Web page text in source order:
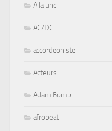
A la une
AC/DC
accordeoniste
Acteurs
Adam Bomb
afrobeat